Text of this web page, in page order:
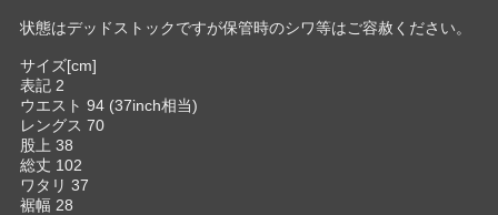
状態はデッドストックですが保管時のシワ等はご容赦ください。
サイズ[cm]
表記 2
ウエスト 94 (37inch相当)
レングス 70
股上 38
総丈 102
ワタリ 37
裾幅 28